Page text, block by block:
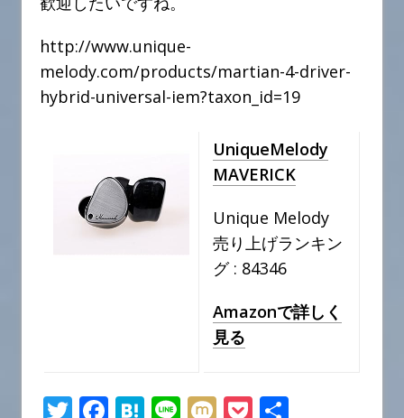
http://www.unique-
melody.com/products/martian-4-driver-
hybrid-universal-iem?taxon_id=19
UniqueMelody
MAVERICK
Unique Melody
売り上げランキン
グ : 84346
Amazonで詳しく
見る
T F H Li M P